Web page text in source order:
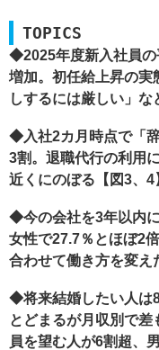
TOPICS
◆2025年度新入社員の
増加。初任給上昇の実
しするには厳しい」な
◆入社2カ月時点で「
3割。退職代行の利用
近くにのぼる【図3、4
◆今の会社を3年以内
女性で27.7％とほぼ2
合わせて働き方を変え
◆将来結婚したい人は
とどまるが月収別で
員を望む人が6割超、